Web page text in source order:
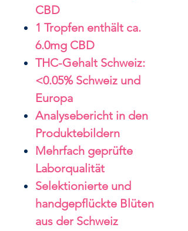
CBD
1 Tropfen enthält ca.
6.0mg CBD
THC-Gehalt Schweiz:
<0.05% Schweiz und
Europa
Analysebericht in den
Produktebildern
Mehrfach geprüfte
Laborqualität
Selektionierte und
handgepflückte Blüten
aus der Schweiz